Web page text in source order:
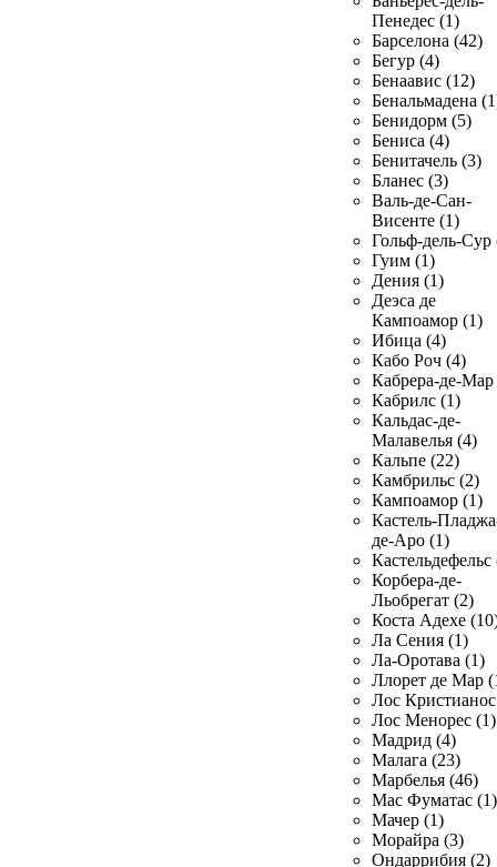
Пенедес (1)
Барселона (42)
Бегур (4)
Бенаавис (12)
Бенальмадена
Бенидорм (5)
Бениса (4)
Бенитачель (3)
Бланес (3)
Валь-де-Сан-
Висенте (1)
Гольф-дель-Сур
Гуим (1)
Дения (1)
Деэса де
Кампоамор (1)
Ибица (4)
Кабо Роч (4)
Кабрера-де-Мар
Кабрилс (1)
Кальдас-де-
Малавелья (4)
Кальпе (22)
Камбрильс (2)
Кампоамор (1)
Кастель-
де-Аро (1)
Кастельдефельс
Корбера-де-
Льобрегат (2)
Коста Адехе
Ла Сения (1)
Ла-Оротава (1)
Ллорет де Мар
Лос
Лос Менорес (1)
Мадрид (4)
Малага (23)
Марбелья (46)
Мас Фуматас (1)
Мачер (1)
Морайра (3)
Ондаррибия (2)